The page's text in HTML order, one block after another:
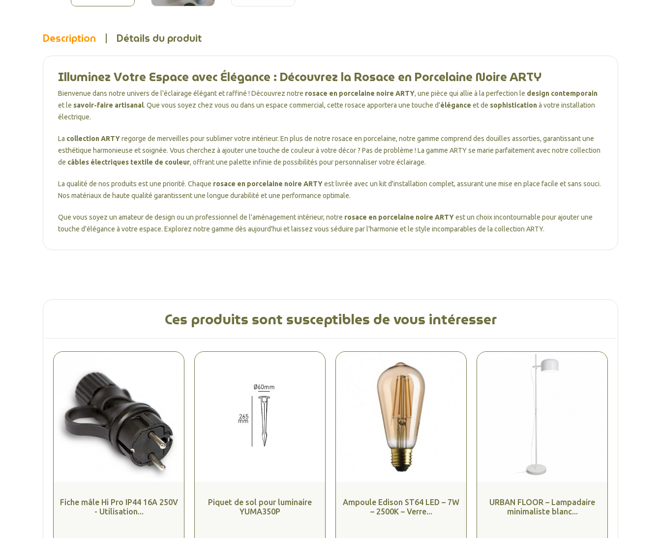
Description Détails du produit
Illuminez Votre Espace avec Élégance : Découvrez la Rosace en Porcelaine Noire ARTY
Bienvenue dans notre univers de l'éclairage élégant et raffiné ! Découvrez notre rosace en porcelaine noire ARTY, une pièce qui allie à la perfection le design contemporain
et le savoir-faire artisanal. Que vous soyez chez vous ou dans un espace commercial, cette rosace apportera une touche d'élégance et de sophisticationà votre installation
électrique.
La collection ARTYregorge de merveilles pour sublimer votre intérieur. En plus de notre rosace en porcelaine, notre gamme comprend des douilles assorties, garantissant une
esthétique harmonieuse et soignée. Vous cherchez à ajouter une touche de couleur à votre décor ? Pas de problème ! La gamme ARTY se marie parfaitement avec notre collection
de câbles électriques textile de couleur, offrant une palette infinie de possibilités pour personnaliser votre éclairage.
La qualité de nos produits est une priorité. Chaque rosace en porcelaine noire ARTYest livrée avec un kit d'installation complet, assurant une mise en place facile et sans souci.
Nos matériaux de haute qualité garantissent une longue durabilité et une performance optimale.
Que vous soyez un amateur de design ou un professionnel de l'aménagement intérieur, notre rosace en porcelaine noire ARTYest un choix incontournable pour ajouter une
touche d'élégance à votre espace. Explorez notre gamme dès aujourd'hui et laissez vous séduire par l'harmonie et le style incomparables de la collection ARTY.
Ces produits sont susceptibles de vous intéresser
Fiche mâle Hi Pro IP44 16A 250V
- Utilisation...
Piquet de sol pour luminaire
YUMA350P
Ampoule Edison ST64 LED – 7W
– 2500K – Verre...
URBAN FLOOR – Lampadaire
minimaliste blanc...